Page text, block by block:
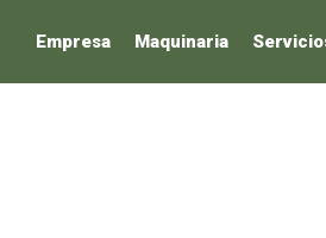
Empresa Maquinaria